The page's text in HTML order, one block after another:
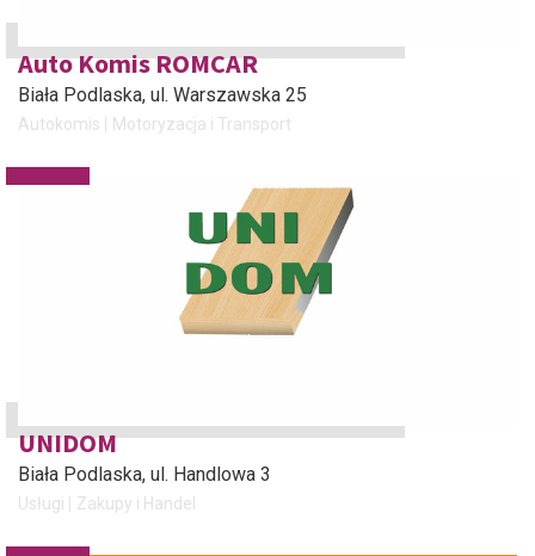
Auto Komis ROMCAR
Biała Podlaska, ul. Warszawska 25
Autokomis Motoryzacja i Transport
UNIDOM
Biała Podlaska, ul. Handlowa 3
Usługi Zakupy i Handel